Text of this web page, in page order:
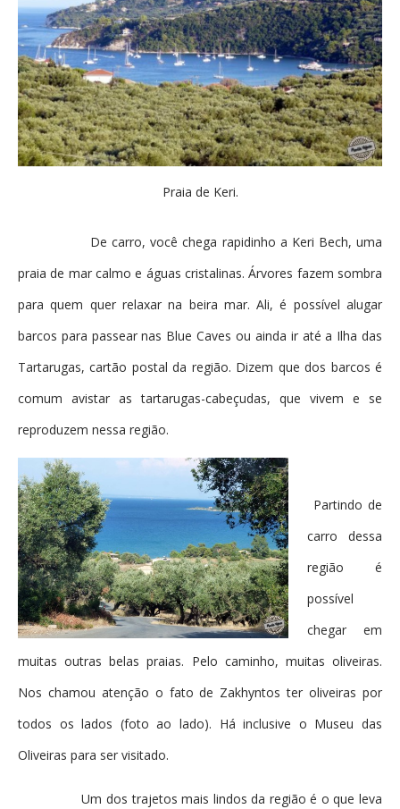
Praia de Keri.
De carro, você chega rapidinho a Keri Bech, uma
praia de mar calmo e águas cristalinas. Árvores fazem sombra
para quem quer relaxar na beira mar. Ali, é possível alugar
barcos para passear nas Blue Caves ou ainda ir até a Ilha das
Tartarugas, cartão postal da região. Dizem que dos barcos é
comum avistar as tartarugas-cabeçudas, que vivem e se
reproduzem nessa região.
Partindo de
carro dessa
região é
possível
chegar em
muitas outras belas praias. Pelo caminho, muitas oliveiras.
Nos chamou atenção o fato de Zakhyntos ter oliveiras por
todos os lados (foto ao lado). Há inclusive o Museu das
Oliveiras para ser visitado.
Um dos trajetos mais lindos da região é o que leva